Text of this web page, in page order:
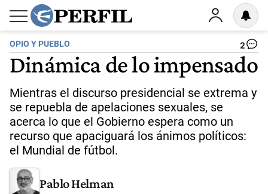
OPIO Y PUEBLO 2
Dinámica de lo impensado
Mientras el discurso presidencial se extrema y
se repuebla de apelaciones sexuales, se
acerca lo que el Gobierno espera como un
recurso que apaciguará los ánimos políticos:
el Mundial de fútbol.
Pablo Helman